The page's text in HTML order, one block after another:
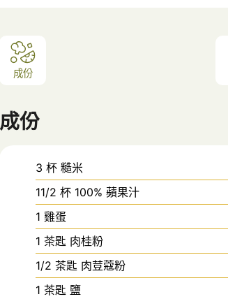
成份
成份
3 杯 糙米
11/2 杯 100% 蘋果汁
1 雞蛋
1 茶匙 肉桂粉
1/2 茶匙 肉荳蔻粉
1 茶匙 鹽